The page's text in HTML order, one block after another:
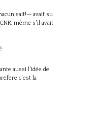
sait!-- avait su
même s'il avait
aussi l'idée de
c'est la